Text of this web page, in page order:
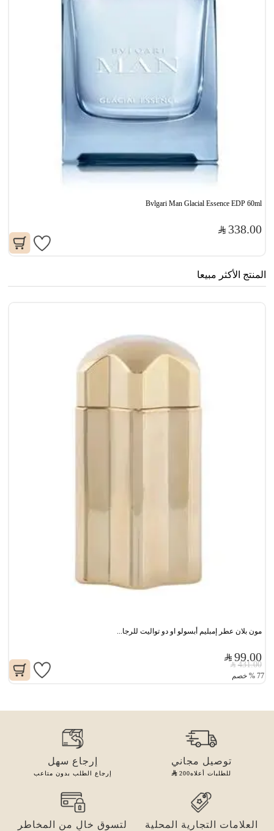
Bvlgari Man Glacial Essence EDP 60ml
338.00
المنتج الأكثر مبيعا
مون بلان عطر إمبليم أبسولو او دو تواليت للرجا...
99.00
431.00
77
% خصم
توصيل مجاني
للطلبات أعلاه200
إرجاع سهل
إرجاع الطلب بدون متاعب
العلامات التجارية المحلية لتسوق خالٍ من المخاطر